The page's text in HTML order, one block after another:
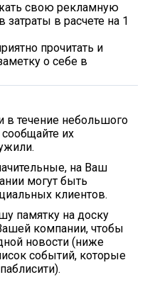
свою рекламную
в расчете на 1
прочитать и
о себе в
в течение небольшого
их
на Ваш
могут быть
клиентов.
памятку на доску
компании, чтобы
новости (ниже
событий, которые